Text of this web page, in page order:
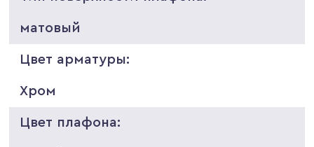
матовый
Цвет арматуры:
Хром
Цвет плафона: